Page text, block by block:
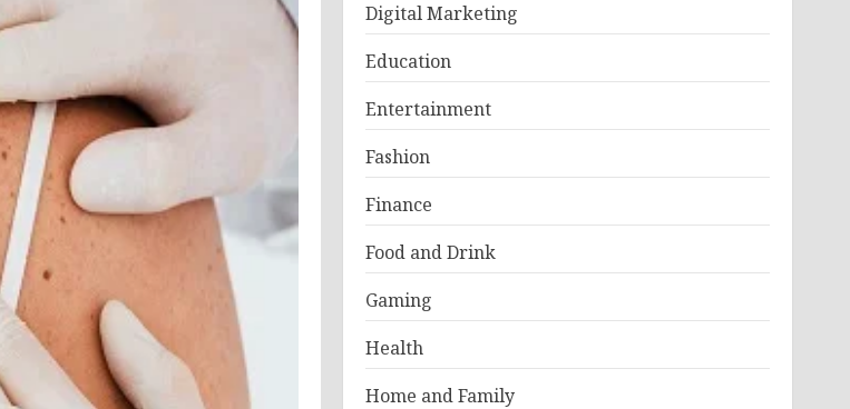
Digital Marketing
Education
Entertainment
Fashion
Finance
Food and Drink
Gaming
Health
Home and Family